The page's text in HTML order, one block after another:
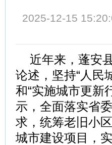
2025-12-15
近年来，蓬安
论述，坚持“人民
和“实施城市更新
示，全面落实省
求，统筹老旧小
城市建设项目，